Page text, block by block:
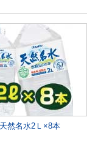
天然名水2Ｌ×8本